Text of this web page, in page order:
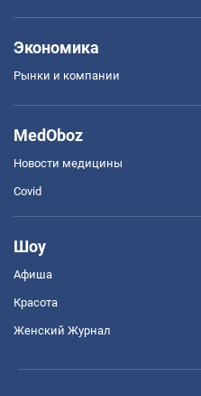
Экономика
Рынки и компании
MedOboz
Новости медицины
Covid
Шоу
Афиша
Красота
Женский Журнал